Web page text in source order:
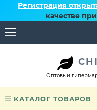
Регистрация
качестве
Оптовый
КАТАЛОГ ТОВАРОВ